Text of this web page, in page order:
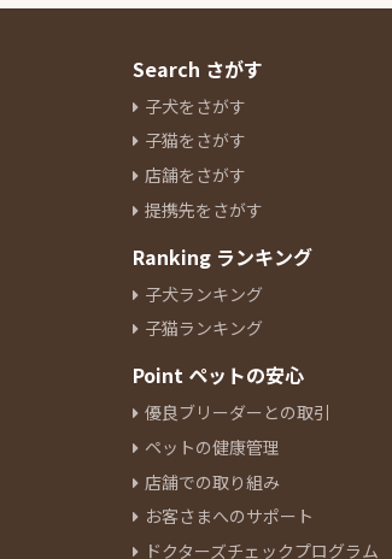
Search さがす
子犬をさがす
子猫をさがす
店舗をさがす
提携先をさがす
Ranking ランキング
子犬ランキング
子猫ランキング
Point ペットの安心
優良ブリーダーとの取引
ペットの健康管理
店舗での取り組み
お客さまへのサポート
ドクターズチェックプログラム